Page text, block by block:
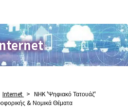
Internet > NHK 'Ψηφιακό Τατουάζ'
& Νομικά Θέματα